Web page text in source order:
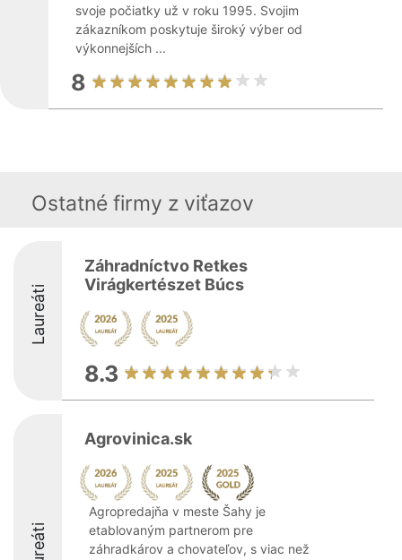
svoje počiatky už v roku 1995. Svojim
zákazníkom poskytuje široký výber od
výkonnejších ...
8
Ostatné firmy z viťazov
Laureáti
Záhradníctvo Retkes
Virágkertészet Búcs
8.3
Agrovinica.sk
Agropredajňa v meste Šahy je
etablovaným partnerom pre
záhradkárov a chovateľov, s viac než